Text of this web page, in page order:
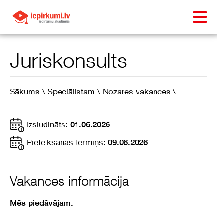
Juriskonsults
Sākums \ Speciālistam \ Nozares vakances \
Izsludināts: 01.06.2026
Pieteikšanās termiņš: 09.06.2026
Vakances informācija
Mēs piedāvājam: